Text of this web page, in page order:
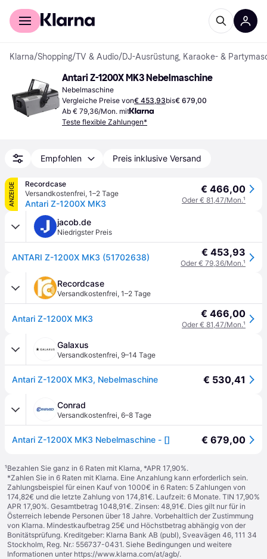
Für Shopper
Klarna/Shopping/TV & Audio/DJ-Ausrüstung, Karaoke- &
Antari Z-1200X MK3 Nebelmaschine
Nebelmaschine
Vergleiche Preise von€ 453,93bis€ 679,00
Ab € 79,36/Mon. mit
Teste flexible Zahlungen*
Empfohlen Preis inklusive Versand
ANZEIGE
Recordcase
Versandkostenfrei, 1–2 Tage
Antari Z-1200X MK3
€ 466,00
Oder € 81,47/Mon.¹
jacob.de
Niedrigster Preis
ANTARI Z-1200X MK3 (51702638) € 453,93
Oder € 79,36/Mon.¹
Recordcase
Versandkostenfrei, 1–2 Tage
Antari Z-1200X MK3 € 466,00
Oder € 81,47/Mon.¹
Galaxus
Versandkostenfrei, 9–14 Tage
Antari Z-1200X MK3, Nebelmaschine € 530,41
Conrad
Versandkostenfrei, 6–8 Tage
Antari Z-1200X MK3 Nebelmaschine - [] € 679,00
¹Bezahlen Sie ganz in 6 Raten mit Klarna, *APR 17,90%.
*Zahlen Sie in 6 Raten mit Klarna. Eine Anzahlung kann erforderlich sein.
Zahlungsbeispiel für einen Kauf von 1000€ in 6 Raten: 5 Zahlungen von
174,82€ und die letzte Zahlung von 174,81€. Laufzeit: 6 Monate. TIN 17,90%
APR 17,90%. Gesamtbetrag 1048,91€. Zinsen: 48,91€. Dies gilt nur für in
Österreich lebende Personen über 18 Jahre. Vorbehaltlich der Zustimmung
von Klarna. Mindestkaufbetrag 25€ und Höchstbetrag abhängig von der
Bonitätsprüfung. Kreditgeber: Klarna Bank AB (publ), Sveavägen 46, 111 34
Stockholm, Reg. Nr.: 556737-0431. Siehe Bedingungen und weitere
Informationen unter https://www.klarna.com/at/agb/.